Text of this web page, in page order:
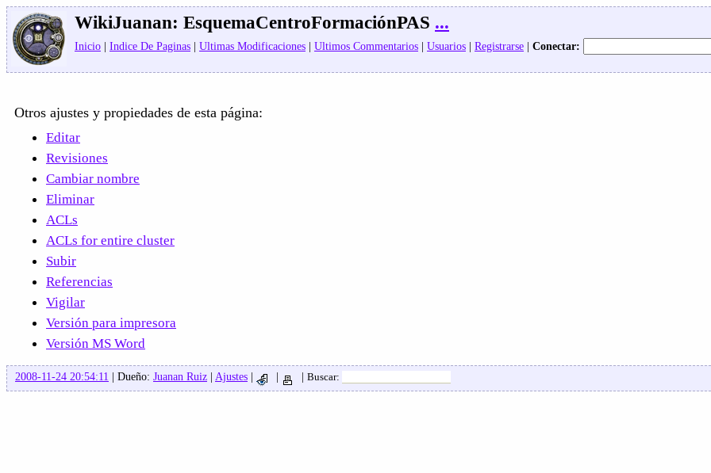
WikiJuanan: EsquemaCentroFormaciónPAS ...
Inicio | Indice De Paginas | Ultimas Modificaciones | Ultimos Commentarios | Usuarios | Registrarse | Conectar:
Otros ajustes y propiedades de esta página:
Editar
Revisiones
Cambiar nombre
Eliminar
ACLs
ACLs for entire cluster
Subir
Referencias
Vigilar
Versión para impresora
Versión MS Word
2008-11-24 20:54:11 | Dueño: Juanan Ruiz | Ajustes | | | Buscar: